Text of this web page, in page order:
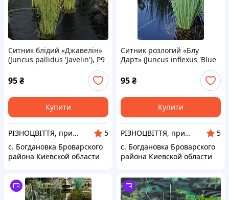
Ситник блідий «Джавелін»
(Juncus pallidus 'Javelin'), Р9
95₴
Купити
РІЗНОЦВІТТЯ, приватний розплідник рослин
5
с. Богдановка Броварского
района Киевской области
Ситник розлогий «Блу
Дарт» (Juncus inflexus 'Blue
95₴
Купити
РІЗНОЦВІТТЯ, приватний розплідник рослин
5
с. Богдановка Броварского
района Киевской области